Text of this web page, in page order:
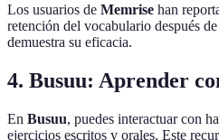
Los usuarios de Memrise han
retención del vocabulario después
demuestra su eficacia.
4. Busuu: Aprender
En Busuu, puedes interactuar con
ejercicios escritos y orales. Este